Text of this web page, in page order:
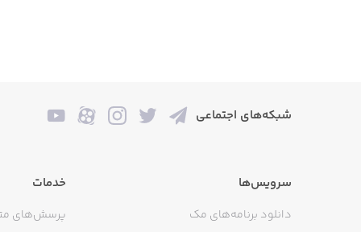
enjoy using FreePrints Photobooks!
شبکه‌های اجتماعی
سرویس‌ها
دانلود برنامه‌های مک
خدمات
پرسش‌های